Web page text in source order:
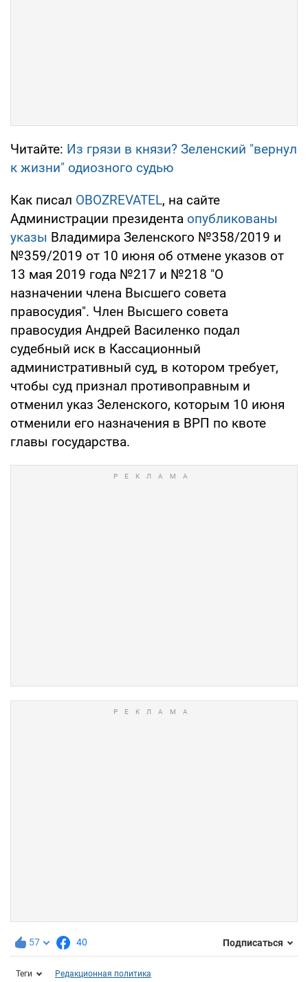
Читайте: Из грязи в князи? Зеленский "вернул
к жизни" одиозного судью
Как писал OBOZREVATEL, на сайте
Администрации президента опубликованы
указы Владимира Зеленского №358/2019 и
№359/2019 от 10 июня об отмене указов от
13 мая 2019 года №217 и №218 "О
назначении члена Высшего совета
правосудия". Член Высшего совета
правосудия Андрей Василенко подал
судебный иск в Кассационный
административный суд, в котором требует,
чтобы суд признал противоправным и
отменил указ Зеленского, которым 10 июня
отменили его назначения в ВРП по квоте
главы государства.
57 40 Подписаться
Теги Редакционная политика